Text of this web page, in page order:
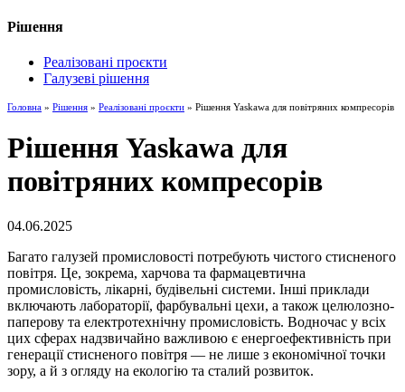
Рішення
Реалізовані проєкти
Галузеві рішення
Головна » Рішення » Реалізовані проєкти » Рішення Yaskawa для повітряних компресорів
Рішення Yaskawa для
повітряних компресорів
04.06.2025
Багато галузей промисловості потребують чистого стисненого
повітря. Це, зокрема, харчова та фармацевтична
промисловість, лікарні, будівельні системи. Інші приклади
включають лабораторії, фарбувальні цехи, а також целюлозно-
паперову та електротехнічну промисловість. Водночас у всіх
цих сферах надзвичайно важливою є енергоефективність при
генерації стисненого повітря — не лише з економічної точки
зору, а й з огляду на екологію та сталий розвиток.